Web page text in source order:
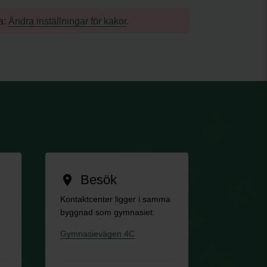
Ändra inställningar för kakor.
location_on Besök
Kontaktcenter ligger i samma
byggnad som gymnasiet:
Gymnasievägen 4C